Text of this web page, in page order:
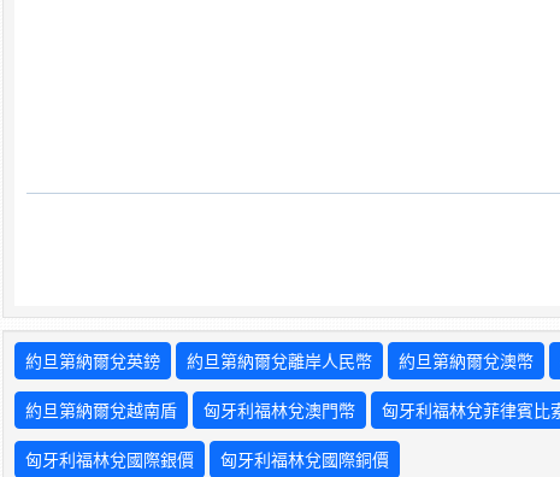
約旦第納爾兌英鎊 約旦第納爾兌離岸人民幣 約旦第納爾兌澳幣
約旦第納爾兌越南盾 匈牙利福林兌澳門幣 匈牙利福林兌菲律賓比
匈牙利福林兌國際銀價 匈牙利福林兌國際銅價